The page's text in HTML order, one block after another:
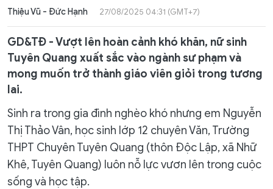
Thiệu Vũ - Đức Hạnh 27/08/2025 04:31 (GMT+7)
GD&TĐ - Vượt lên hoàn cảnh khó khăn, nữ sinh
Tuyên Quang xuất sắc vào ngành sư phạm và
mong muốn trở thành giáo viên giỏi trong tương
lai.
Sinh ra trong gia đình nghèo khó nhưng em Nguyễn
Thị Thảo Vân, học sinh lớp 12 chuyên Văn, Trường
THPT Chuyên Tuyên Quang (thôn Độc Lập, xã Nhữ
Khê, Tuyên Quang) luôn nỗ lực vươn lên trong cuộc
sống và học tập.